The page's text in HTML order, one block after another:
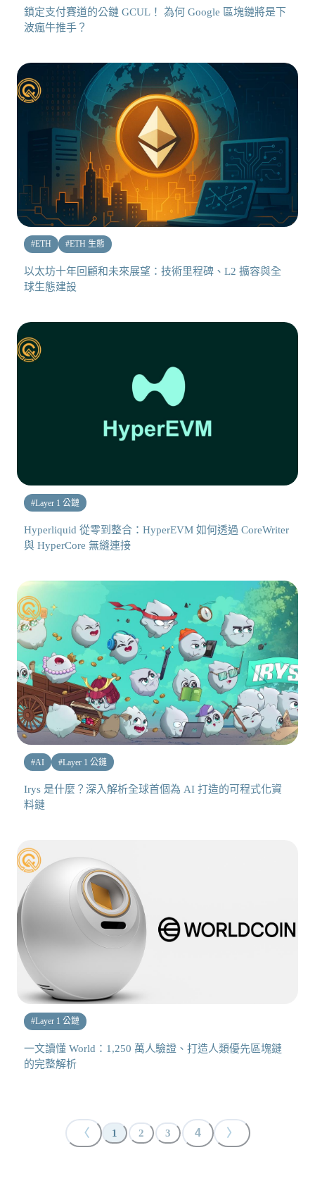
鎖定支付賽道的公鏈 GCUL！ 為何 Google 區塊鏈將是下
波瘋牛推手？
#ETH #ETH 生態
以太坊十年回顧和未來展望：技術里程碑、L2 擴容與全
球生態建設
#Layer 1 公鏈
Hyperliquid 從零到整合：HyperEVM 如何透過 CoreWriter
與 HyperCore 無縫連接
#AI #Layer 1 公鏈
Irys 是什麼？深入解析全球首個為 AI 打造的可程式化資
料鏈
#Layer 1 公鏈
一文讀懂 World：1,250 萬人驗證、打造人類優先區塊鏈
的完整解析
〈 1 2 3 4 〉